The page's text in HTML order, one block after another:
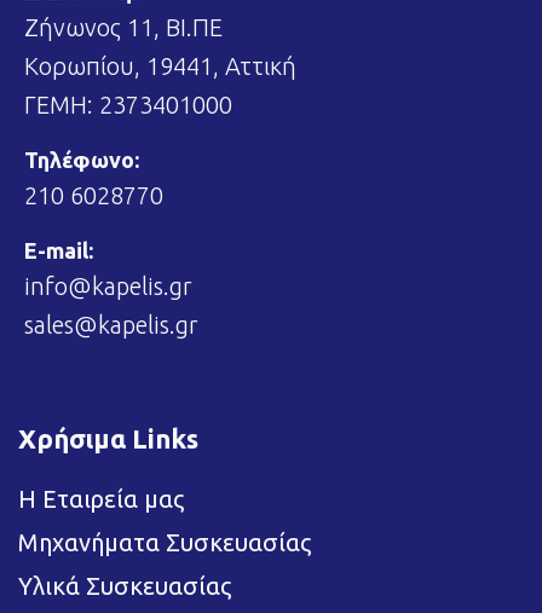
Ζήνωνος 11, ΒΙ.ΠΕ
Κορωπίου, 19441, Αττική
ΓΕΜΗ: 2373401000
Τηλέφωνο:
210 6028770
E-mail:
info@kapelis.gr
sales@kapelis.gr
Χρήσιμα Links
Η Εταιρεία μας
Μηχανήματα Συσκευασίας
Υλικά Συσκευασίας